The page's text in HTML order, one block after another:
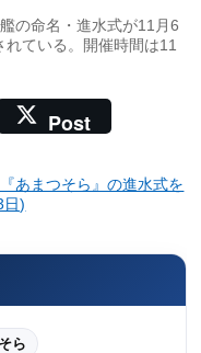
の命名・進水式が11月6
ている。開催時間は11
Post
あまつそら』の進水式を
日)
ら